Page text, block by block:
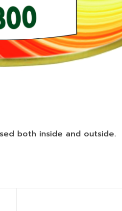
both inside and outside.